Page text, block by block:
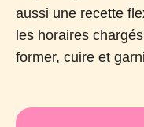
aussi une recette
les horaires
former, cuire et